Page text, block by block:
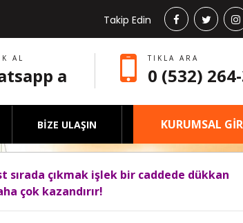
Takip Edin
AL
a
TIKLA ARA
0 (532)
BİZE ULAŞIN KURUMSAL
sırada çıkmak işlek bir caddede dükkan
çok kazandırır!